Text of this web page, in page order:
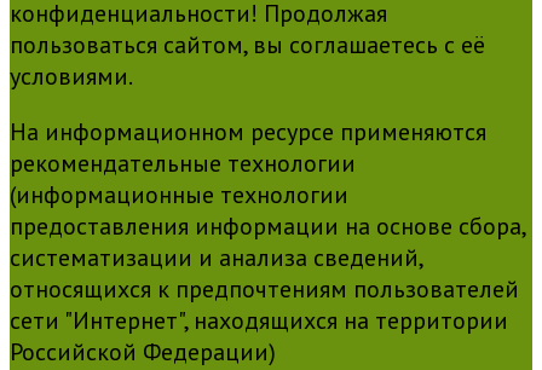
конфиденциальности! Продолжая
пользоваться сайтом, вы соглашаетесь с её
условиями.
На информационном ресурсе применяются
рекомендательные технологии
(информационные технологии
предоставления информации на основе сбора,
систематизации и анализа сведений,
относящихся к предпочтениям пользователей
сети "Интернет", находящихся на территории
Российской Федерации)